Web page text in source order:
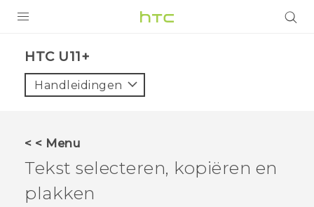
VIVE
AANBIEDINGEN
HTC U11+‎
Handleidingen
< < Menu
Tekst selecteren, kopiëren en
plakken